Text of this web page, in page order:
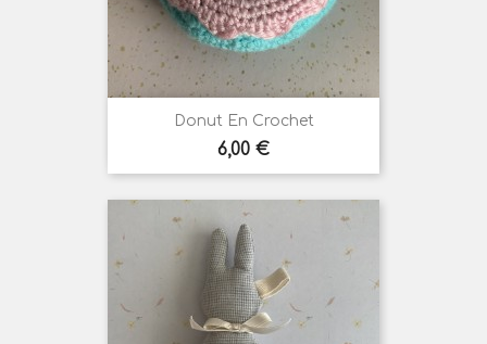
Donut En Crochet
Prix
6,00 €